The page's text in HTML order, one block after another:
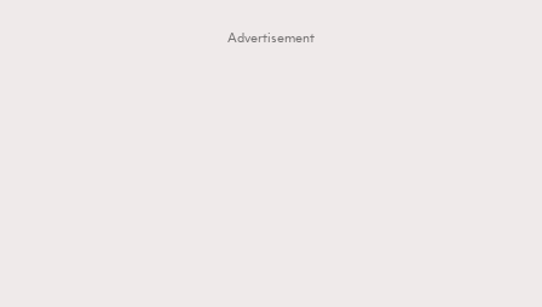
Advertisement